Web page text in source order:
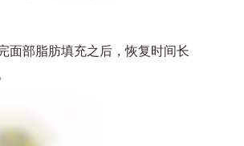
部脂肪填充之后，恢复时间长